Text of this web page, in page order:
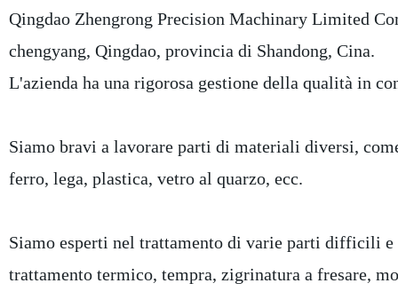
Qingdao Zhengrong Precision Machinary Limited
chengyang, Qingdao, provincia di Shandong, Cina.
L'azienda ha una rigorosa gestione della qualità in
Siamo bravi a lavorare parti di materiali diversi,
ferro, lega, plastica, vetro al quarzo, ecc.
Siamo esperti nel trattamento di varie parti difficili e
trattamento termico, tempra, zigrinatura a fresare,